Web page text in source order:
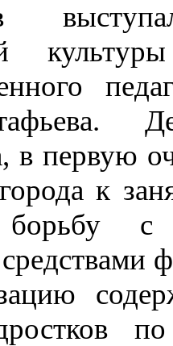
в первую
к
с